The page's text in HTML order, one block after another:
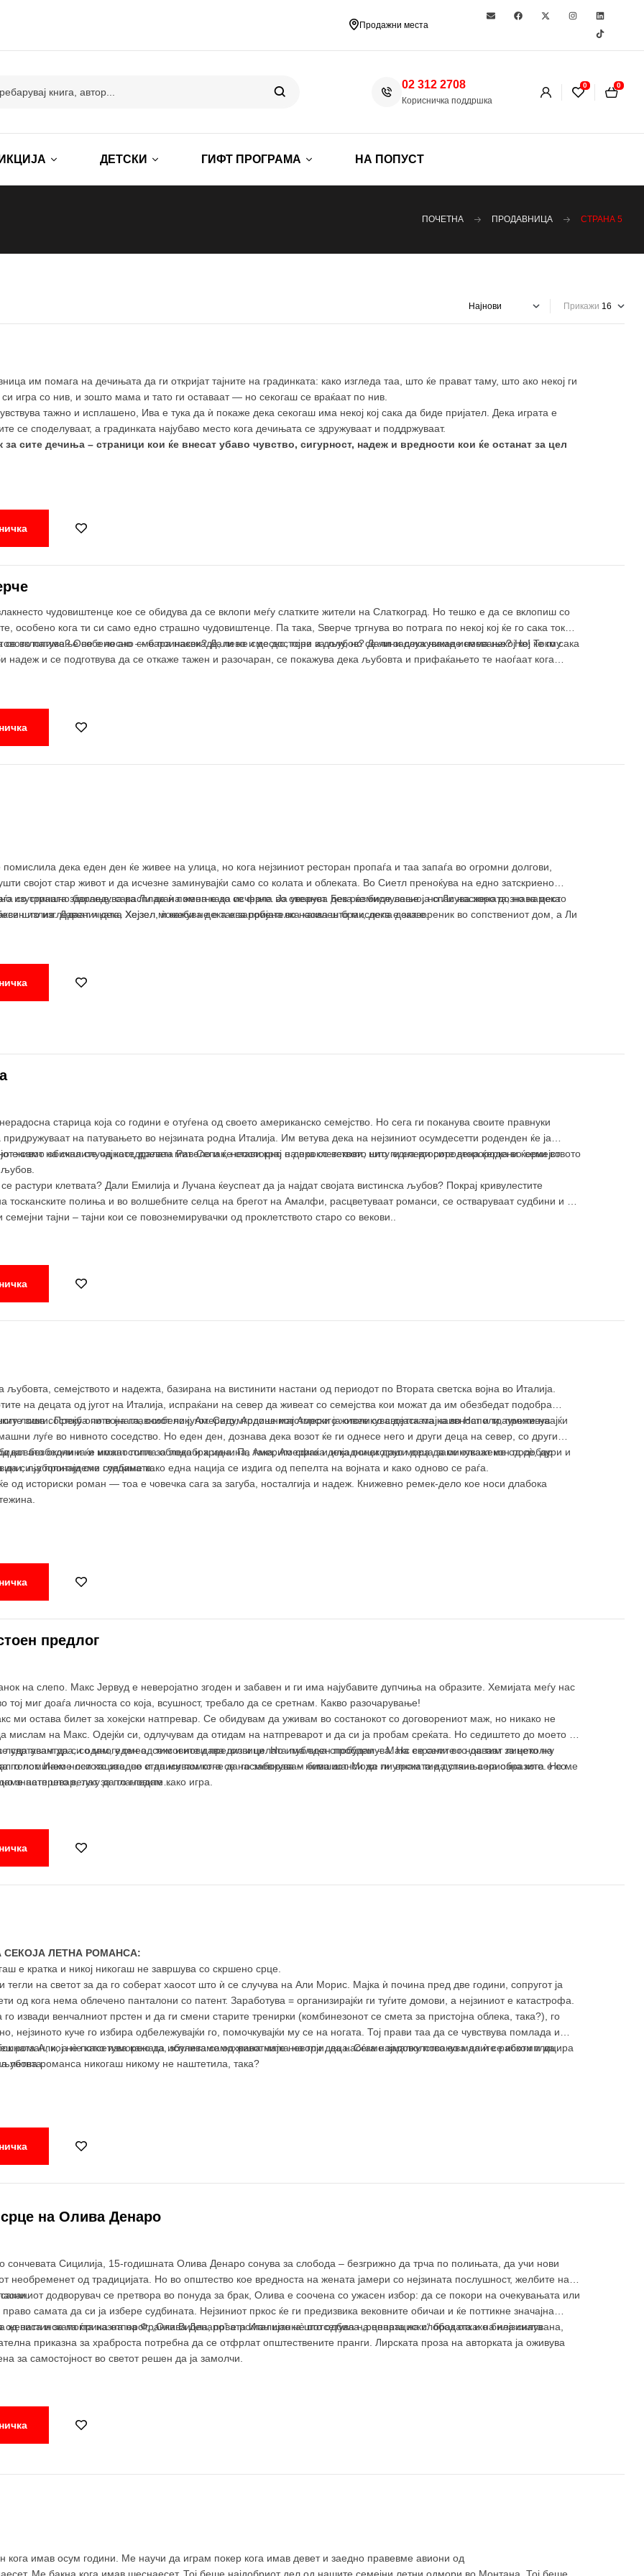
Продажни места
02 312 2708
Корисничка поддршка
0 0
ДЕТСКИ ГИФТ ПРОГРАМА НА ПОПУСТ
ПОЧЕТНА ПРОДАВНИЦА СТРАНА 5
Прикажи
им помага на дечињата да ги откријат тајните на градинката: како изгледа таа, што ќе прават таму, што ако некој ги
игра со нив, и зошто мама и тато ги оставаат — но секогаш се враќаат по нив.
тажно и исплашено, Ива е тука да ѝ покаже дека секогаш има некој кој сака да биде пријател. Дека играта е
се споделуваат, а градинката најубаво место кога дечињата се здружуваат и поддржуваат.
сите дечиња – страници кои ќе внесат убаво чувство, сигурност, надеж и вредности кои ќе останат за цел
чудовиштенце кое се обидува да се вклопи меѓу слатките жители на Слаткоград. Но тешко е да се вклопиш со
особено кога ти си само едно страшно чудовиштенце. Па така, Sверче тргнува во потрага по некој кој ќе го сака токму
патување не е лесно — бара насекаде, лево и десно, горе и долу, но се чини дека никаде нема некој кој ќе го сака
се вклопиме? Особено ако сме поинакви? Дали не сме достојни за љубов? Дали заслужуваме исмевање? Нe! Токму
надеж и се подготвува да се откаже тажен и разочаран, се покажува дека љубовта и прифаќањето те наоѓаат кога
дека еден ден ќе живее на улица, но кога нејзиниот ресторан пропаѓа и таа запаѓа во огромни долгови,
својот стар живот и да исчезне заминувајќи само со колата и облеката. Во Сиетл преноќува на едно затскриено
изутрината здогледува расплакана жена како се фрла во океанот. Без размислување ја спасува жената, но наместо
излив. Давеничката, Хејзел, ѝ кажува дека е заробена во насилен брак, дека е затвореник во сопствениот дом, а Ли
се враќа и тие се поврзуваат и остваруваат блиско и неверојатно пријателство.
со страшно барање: сака Ли да ѝ помогне да исчезне. Ја уверува дека ќе биде лесно, но Ли наскоро дознава дека
што изгледаат и дека Хејзел можеби не е таква пријателка каква што мислела дека е.
старица која со години е отуѓена од своето американско семејство. Но сега ги поканува своите правнуки
на патувањето во нејзината родна Италија. Им ветува дека на нејзиниот осумдесетти роденден ќе ја
живот на скалите од катедралата Равело и ќе стави крај на проклетството што ги следи сите второродени ќерки во
е само обична случајност, древен мит. Сепак, неоспорно е дека со векови, ниту една второродена ќерка во семејството
растури клетвата? Дали Емилија и Лучана ќеуспеат да ја најдат својата вистинска љубов? Покрај кривулестите
тосканските полиња и во волшебните селца на брегот на Амалфи, расцветуваат романси, се остваруваат судбини и се
тајни – тајни кои се повознемирувачки од проклетството старо со векови..
љубовта, семејството и надежта, базирана на вистинити настани од периодот по Втората светска војна во Италија.
на децата од југот на Италија, испраќани на север да живеат со семејства кои можат да им обезбедат подобра
зими. Преку очите на главниот лик, Америго, Ардоне мајсторски ја отсликува детската наивност и траумите на
лоша состојба по војната, особено југот. Седумгодишниот Америго живее со својата мајка во Наполи, преживувајќи
луѓе во нивното соседство. Но еден ден, дознава дека возот ќе ги однесе него и други деца на север, со други
безбедни и ќе имаат топла облека и храна. Па така, Америго и илјадници други деца заминуваат кон подобар
љубопитни очи гледаме како една нација се издига од пепелта на војната и како одново се раѓа.
новата околина и можностите за подобра иднина, Америго сфаќа дека понекогаш мора да се откажеме од сѐ, дури и
си ја пронајдеме судбината.
од историски роман — тоа е човечка сага за загуба, носталгија и надеж. Книжевно ремек-дело кое носи длабока
предлог
на слепо. Макс Јервуд е неверојатно згоден и забавен и ги има најубавите дупчиња на образите. Хемијата меѓу нас
миг доаѓа личноста со која, всушност, требало да се сретнам. Какво разочарување!
ми остава билет за хокејски натпревар. Се обидувам да уживам во состанокот со договорениот маж, но никако не
мислам на Макс. Одејќи си, одлучувам да отидам на натпреварот и да си ја пробам среќата. Но седиштето до моето е
свртувам да си одам, еден од тимовите дава гол и целата публика спобудалува. На екраните го даваат лицето на
голот. Иако носи кацига, се стаписувам кога се насмевнува – нема шанси да ги утнам тие дупчиња на образите. Не ме
натпревар, туку да го гледам како игра.
луда авантура, со многу смеа, секс и нови предизвици. Но има еден проблем – Макс се сели во нов тим за неколку
го поминеме летото заедно и да ми помогне да го заборавам бившиот. Може ли врската да стане сериозна кога е со
знаете што велат за плановите…
СЕКОЈА ЛЕТНА РОМАНСА:
е кратка и никој никогаш не завршува со скршено срце.
тегли на светот за да го соберат хаосот што ѝ се случува на Али Морис. Мајка ѝ почина пред две години, сопругот ја
од кога нема облечено панталони со патент. Заработува = организирајќи ги туѓите домови, а нејзиниот е катастрофа.
го извади венчалниот прстен и да ги смени старите тренирки (комбинезонот се смета за пристојна облека, така?), го
нејзиното куче го избира одбележувајќи го, помочкувајќи му се на ногата. Тој прави таа да се чувствува помлада и
Али, а не како изморената, збунета самохрана мајка на три деца. Сега најмалку посакува да ѝ се искомплицира
летна романса никогаш никому не наштетила, така?
роман, кој нè потсетува како да испливаме од животните неволји, да наоѓаме задоволство во малите работи и да
на Олива Денаро
сончевата Сицилија, 15-годишната Олива Денаро сонува за слобода – безгрижно да трча по полињата, да учи нови
необременет од традицијата. Но во општество кое вредноста на жената јамери со нејзината послушност, желбите на
додворувач се претвора во понуда за брак, Олива е соочена со ужасен избор: да се покори на очекувањата или
самата да си ја избере судбината. Нејзиниот пркос ќе ги предизвика вековните обичаи и ќе поттикне значајна
вистинската приказна на Франка Виола, првата Италијанка што одбила „репарациски“ брак откако била силувана,
приказна за храброста потребна да се отфрлат општествените пранги. Лирската проза на авторката ја оживува
за самостојност во светот решен да ја замолчи.
жената и за моќта на отпорот, „Олива Денаро” е роман што нè потсетува на цената на слободата и на нејзината
кога имав осум години. Ме научи да играм покер кога имав девет и заедно правевме авиони од
Ме бакна кога имав шеснаесет. Тој беше најдобриот дел од нашите семејни летни одмори во Монтана. Тој беше